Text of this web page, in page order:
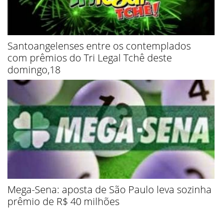
Santoangelenses entre os contemplados
com prêmios do Tri Legal Tchê deste
domingo,18
Mega-Sena: aposta de São Paulo leva sozinha
prêmio de R$ 40 milhões